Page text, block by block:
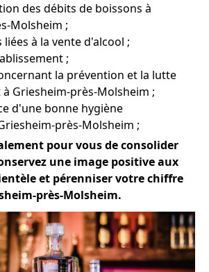
des débits de boissons à
Molsheim ;
à la vente d'alcool ;
;
la prévention et la lutte
Griesheim-près-Molsheim ;
d'une bonne hygiène
près-Molsheim ;
pour vous de consolider
une image positive aux
et pérenniser votre chiffre
près-Molsheim.